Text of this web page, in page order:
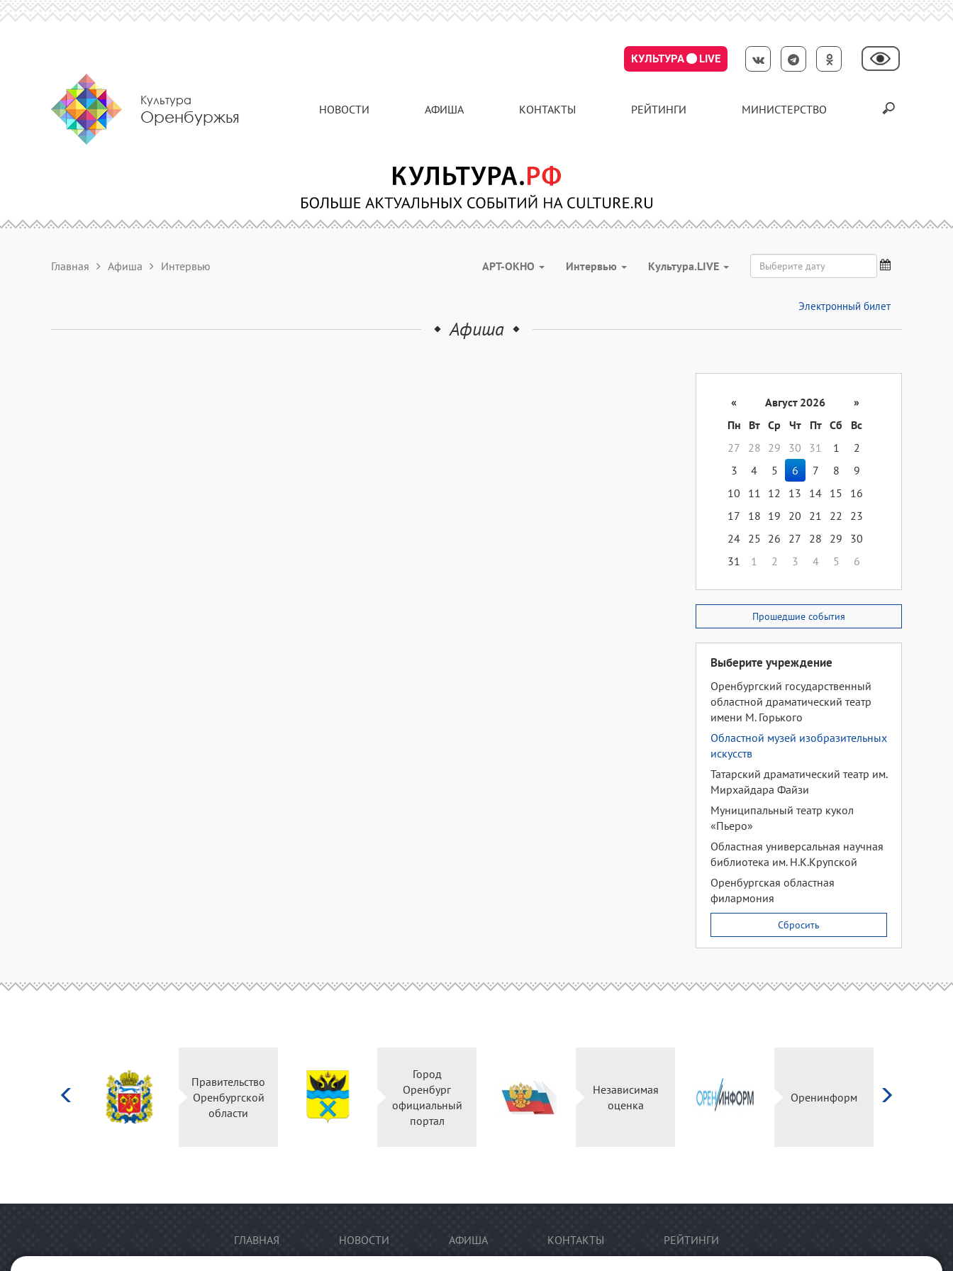
КУЛЬТУРА LIVE
Культура
Оренбуржья НОВОСТИ АФИША КОНТАКТЫ РЕЙТИНГИ МИНИСТЕРСТВО
Главная Афиша Интервью АРТ-ОКНО Интервью Культура.LIVE
Электронный билет
Афиша
« Август 2026
»
Пн
Вт Ср Чт Пт Сб
Вс
27
28 29 30 31 1
2
3
4 5 6 7 8
9
10
11 12 13 14 15
16
17
18 19 20 21 22
23
24 25 26 27 28 29
30
31
1 2 3 4 5 6
Прошедшие события
Выберите учреждение
Оренбургский государственный
областной драматический театр
имени М. Горького
Областной музей изобразительных
искусств
Татарский драматический театр им.
Мирхайдара Файзи
Муниципальный театр кукол
«Пьеро»
Областная универсальная научная
библиотека им. Н.К.Крупской
Оренбургская областная
филармония
Сбросить
Правительство
Оренбургской
области
Город
Оренбург
официальный
портал
Независимая
оценка
Оренинформ
ГЛАВНАЯ НОВОСТИ АФИША КОНТАКТЫ РЕЙТИНГИ